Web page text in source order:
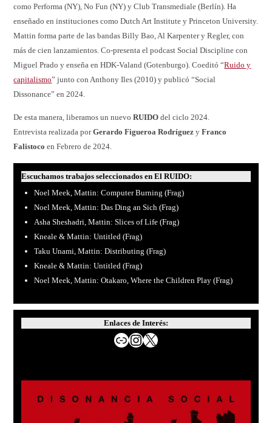
como Performa (NY), No Fun (NY) y Club Transmediale (Berlín). Ha
enseñado en instituciones como Dutch Art Institute y Princeton University.
Mattin forma parte de las bandas Billy Bao, Al Karpenter y Regler, con
más de cien lanzamientos. Co-presenta el podcast Social Discipline con
Miguel Prado y enseña en HDK-Valand (Gotenburgo). Coeditó “Ruido y
capitalismo” junto con Anthony Iles (2010) y publicó “Social
Dissonance” en 2024.
De esta manera, liberamos un nuevoRUIDO del ciclo 2024.
Entrevista realizada porGerardo Figueroa Rodríguez yFranco
Falistoco en Febrero de 2024.
Escuchamos trabajos seleccionados en El RUIDO:
Noel Meek, Mattin: Computer Burning (Frag)
Noel Meek, Mattin: Das Ding an Sich (Frag)
Asha Sheshadri, Mattin: Slices of Life (Frag)
Kneale & Mattin: Untitled (Frag)
Taku Unami, Mattin: Distributing (Frag)
Kneale & Mattin: Untitled (Frag)
Noel Meek, Mattin: Otakaro, Where the Children Play (Frag)
Enlaces de Interés:
Website de MATTIN
Instagram
X